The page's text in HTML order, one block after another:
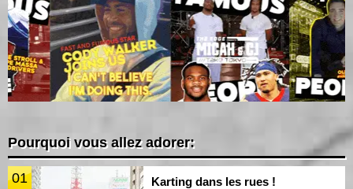
Pourquoi vous allez adorer:
01 Karting dans les rues !